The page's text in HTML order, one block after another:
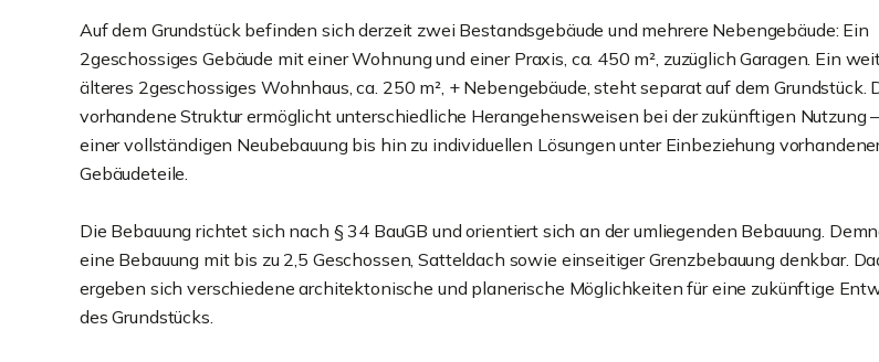
Auf dem Grundstück befinden sich derzeit zwei Bestandsgebäude und mehrere Nebengebäude: Ein
2geschossiges Gebäude mit einer Wohnung und einer Praxis, ca. 450 m², zuzüglich Garagen. Ein
älteres 2geschossiges Wohnhaus, ca. 250 m², + Nebengebäude, steht separat auf dem Grundstück.
vorhandene Struktur ermöglicht unterschiedliche Herangehensweisen bei der zukünftigen Nutzung
einer vollständigen Neubebauung bis hin zu individuellen Lösungen unter Einbeziehung
Gebäudeteile.
Die Bebauung richtet sich nach § 34 BauGB und orientiert sich an der umliegenden Bebauung.
eine Bebauung mit bis zu 2,5 Geschossen, Satteldach sowie einseitiger Grenzbebauung denkbar.
ergeben sich verschiedene architektonische und planerische Möglichkeiten für eine zukünftige
des Grundstücks.